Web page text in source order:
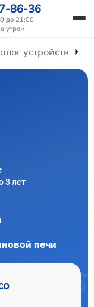
86-36
до 21:00
утром
устройств
3 лет
печи